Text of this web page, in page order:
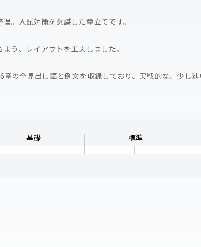
。入試対策を意識した章立てです。
う、レイアウトを工夫しました。
の全見出し語と例文を収録しており、実戦的な、少し
基礎 標準